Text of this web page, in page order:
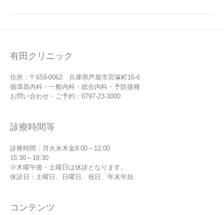
有田クリニック
住所：〒659-0062 兵庫県芦屋市宮塚町16-6
循環器内科・一般内科・総合内科・予防接種
お問い合わせ・ご予約：0797-23-3000
診療時間等
診療時間：月火水木金9:00～12:00
15:30～18:30
※木曜午後・土曜日は休診となります。
休診日：土曜日、日曜日、祝日、年末年始
コンテンツ